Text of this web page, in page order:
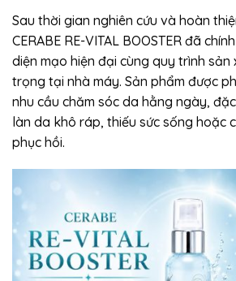
Sau thời gian nghiên cứu và hoàn
CERABE RE-VITAL BOOSTER đã
diện mạo hiện đại cùng quy trình sản
trọng tại nhà máy. Sản phẩm được
nhu cầu chăm sóc da hằng ngày,
làn da khô ráp, thiếu sức sống hoặc
phục hồi.